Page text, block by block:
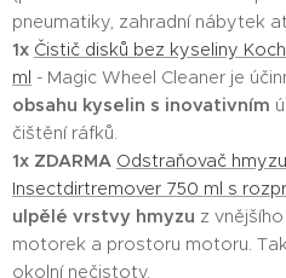
pneumatiky, zahradní nábytek
1x Čistič disků bez kyseliny
ml - Magic Wheel Cleaner je
obsahu kyselin s inovativním
čištění ráfků.
1x ZDARMA Odstraňovač
Insectdirtremover 750 ml s
ulpělé vrstvy hmyzu z
motorek a prostoru motoru.
okolní nečistoty.